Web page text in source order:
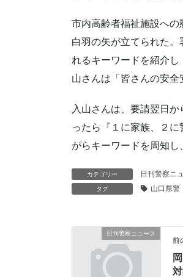
市内高齢者福祉施設へ
白羽の矢が立てられた
れるキーワードを紹介
山さんは「皆さんの安全
入山さんは、要請翌日
ったら『１に家族、２
がらキーワードを周知し
カテゴリー 日刊警察ニ
タグ 山口県警
日刊警察ニュース
前